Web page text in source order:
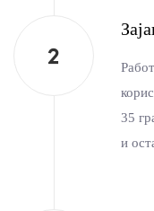
35
и